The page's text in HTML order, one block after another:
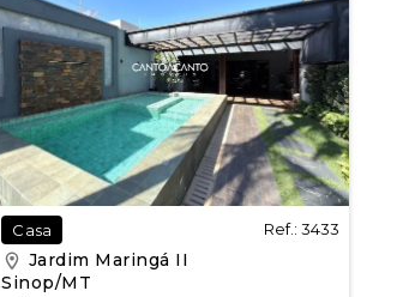
Casa Ref.: 3433
Jardim Maringá II
Sinop/MT